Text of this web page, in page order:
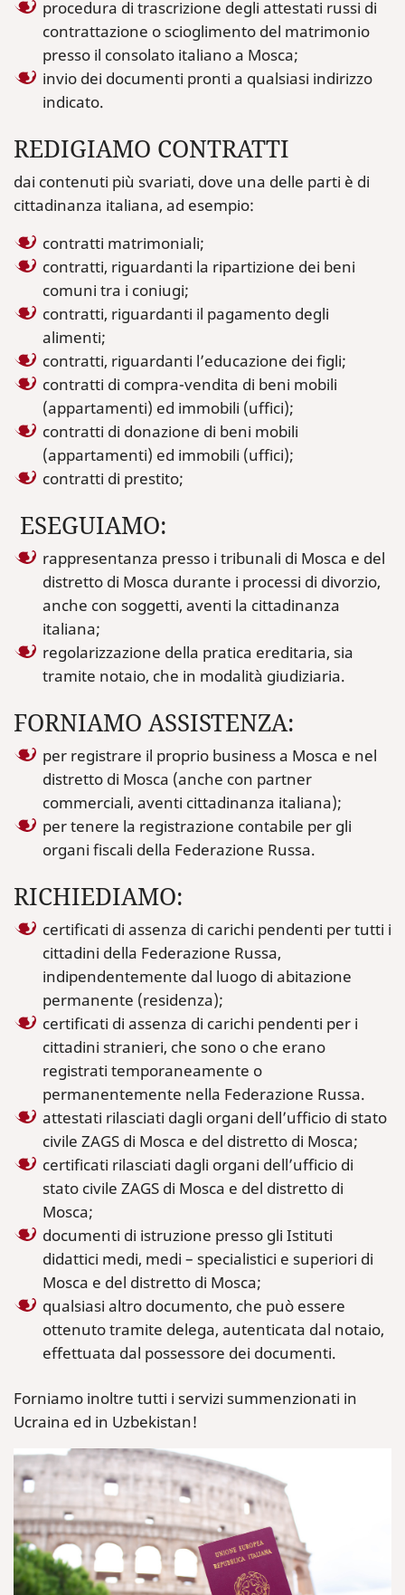
procedura di trascrizione degli attestati russi di
contrattazione o scioglimento del matrimonio
presso il consolato italiano a Mosca;
invio dei documenti pronti a qualsiasi indirizzo
indicato.
REDIGIAMO CONTRATTI
dai contenuti più svariati, dove una delle parti è di
cittadinanza italiana, ad esempio:
contratti matrimoniali;
contratti, riguardanti la ripartizione dei beni
comuni tra i coniugi;
contratti, riguardanti il pagamento degli
alimenti;
contratti, riguardanti l’educazione dei figli;
contratti di compra-vendita di beni mobili
(appartamenti) ed immobili (uffici);
contratti di donazione di beni mobili
(appartamenti) ed immobili (uffici);
contratti di prestito;
ESEGUIAMO:
rappresentanza presso i tribunali di Mosca e del
distretto di Mosca durante i processi di divorzio,
anche con soggetti, aventi la cittadinanza
italiana;
regolarizzazione della pratica ereditaria, sia
tramite notaio, che in modalità giudiziaria.
FORNIAMO ASSISTENZA:
per registrare il proprio business a Mosca e nel
distretto di Mosca (anche con partner
commerciali, aventi cittadinanza italiana);
per tenere la registrazione contabile per gli
organi fiscali della Federazione Russa.
RICHIEDIAMO:
certificati di assenza di carichi pendenti per tutti i
cittadini della Federazione Russa,
indipendentemente dal luogo di abitazione
permanente (residenza);
certificati di assenza di carichi pendenti per i
cittadini stranieri, che sono o che erano
registrati temporaneamente o
permanentemente nella Federazione Russa.
attestati rilasciati dagli organi dell’ufficio di stato
civile ZAGS di Mosca e del distretto di Mosca;
certificati rilasciati dagli organi dell’ufficio di
stato civile ZAGS di Mosca e del distretto di
Mosca;
documenti di istruzione presso gli Istituti
didattici medi, medi – specialistici e superiori di
Mosca e del distretto di Mosca;
qualsiasi altro documento, che può essere
ottenuto tramite delega, autenticata dal notaio,
effettuata dal possessore dei documenti.
Forniamo inoltre tutti i servizi summenzionati in
Ucraina ed in Uzbekistan!